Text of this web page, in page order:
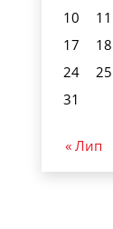
10
11
17
18
24
25
31
« Лип